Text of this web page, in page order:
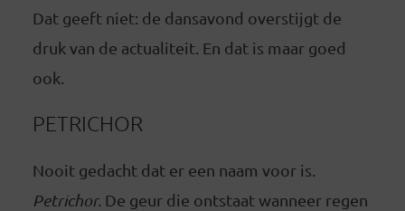
Dat geeft niet: de dansavond overstijgt de
druk van de actualiteit. En dat is maar goed
ook.
PETRICHOR
Nooit gedacht dat er een naam voor is.
Petrichor. De geur die ontstaat wanneer regen